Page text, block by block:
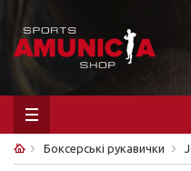
Боксерські рукавички